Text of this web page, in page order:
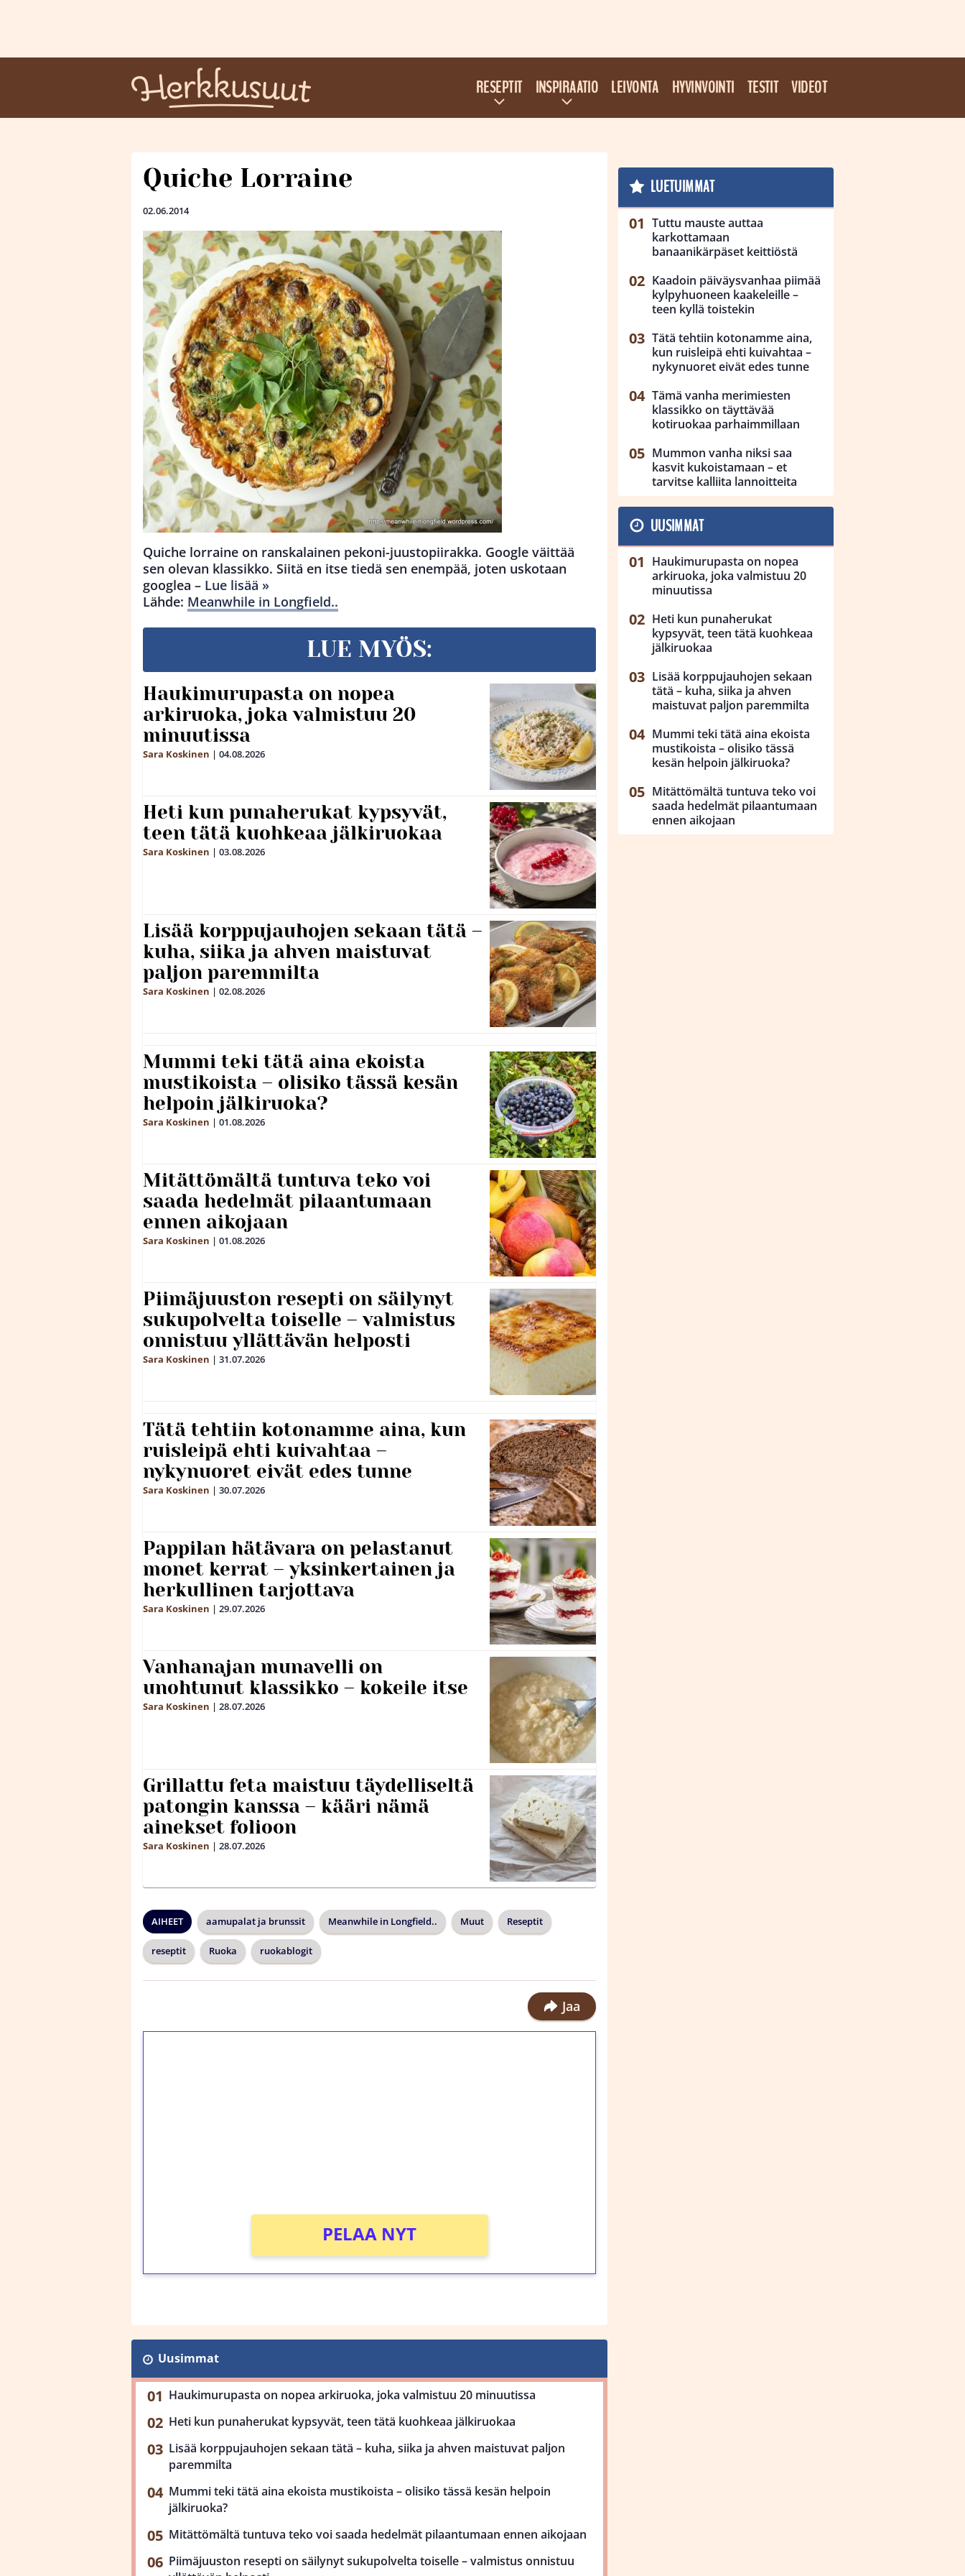
RESEPTIT INSPIRAATIO LEIVONTA HYVINVOINTI TESTIT VIDEOT
Quiche Lorraine
02.06.2014
Quiche lorraine on ranskalainen pekoni-juustopiirakka. Google väittää
sen olevan klassikko. Siitä en itse tiedä sen enempää, joten uskotaan
googlea – Lue lisää »
Lähde: Meanwhile in Longfield..
LUE MYÖS:
Haukimurupasta on nopea
arkiruoka, joka valmistuu 20
minuutissa
Sara Koskinen | 04.08.2026
Heti kun punaherukat kypsyvät,
teen tätä kuohkeaa jälkiruokaa
Sara Koskinen | 03.08.2026
Lisää korppujauhojen sekaan tätä –
kuha, siika ja ahven maistuvat
paljon paremmilta
Sara Koskinen | 02.08.2026
Mummi teki tätä aina ekoista
mustikoista – olisiko tässä kesän
helpoin jälkiruoka?
Sara Koskinen | 01.08.2026
Mitättömältä tuntuva teko voi
saada hedelmät pilaantumaan
ennen aikojaan
Sara Koskinen | 01.08.2026
Piimäjuuston resepti on säilynyt
sukupolvelta toiselle – valmistus
onnistuu yllättävän helposti
Sara Koskinen | 31.07.2026
Tätä tehtiin kotonamme aina, kun
ruisleipä ehti kuivahtaa –
nykynuoret eivät edes tunne
Sara Koskinen | 30.07.2026
Pappilan hätävara on pelastanut
monet kerrat – yksinkertainen ja
herkullinen tarjottava
Sara Koskinen | 29.07.2026
Vanhanajan munavelli on
unohtunut klassikko – kokeile itse
Sara Koskinen | 28.07.2026
Grillattu feta maistuu täydelliseltä
patongin kanssa – kääri nämä
ainekset folioon
Sara Koskinen | 28.07.2026
AIHEET aamupalat ja brunssit Meanwhile in Longfield.. Muut Reseptit
reseptit Ruoka ruokablogit
Jaa
PELAA NYT
Uusimmat
Haukimurupasta on nopea arkiruoka, joka valmistuu 20 minuutissa
Heti kun punaherukat kypsyvät, teen tätä kuohkeaa jälkiruokaa
Lisää korppujauhojen sekaan tätä – kuha, siika ja ahven maistuvat paljon
paremmilta
Mummi teki tätä aina ekoista mustikoista – olisiko tässä kesän helpoin
jälkiruoka?
Mitättömältä tuntuva teko voi saada hedelmät pilaantumaan ennen aikojaan
Piimäjuuston resepti on säilynyt sukupolvelta toiselle – valmistus onnistuu
LUETUIMMAT
Tuttu mauste auttaa
karkottamaan
banaanikärpäset keittiöstä
Kaadoin päiväysvanhaa piimää
kylpyhuoneen kaakeleille –
teen kyllä toistekin
Tätä tehtiin kotonamme aina,
kun ruisleipä ehti kuivahtaa –
nykynuoret eivät edes tunne
Tämä vanha merimiesten
klassikko on täyttävää
kotiruokaa parhaimmillaan
Mummon vanha niksi saa
kasvit kukoistamaan – et
tarvitse kalliita lannoitteita
UUSIMMAT
Haukimurupasta on nopea
arkiruoka, joka valmistuu 20
minuutissa
Heti kun punaherukat
kypsyvät, teen tätä kuohkeaa
jälkiruokaa
Lisää korppujauhojen sekaan
tätä – kuha, siika ja ahven
maistuvat paljon paremmilta
Mummi teki tätä aina ekoista
mustikoista – olisiko tässä
kesän helpoin jälkiruoka?
Mitättömältä tuntuva teko voi
saada hedelmät pilaantumaan
ennen aikojaan